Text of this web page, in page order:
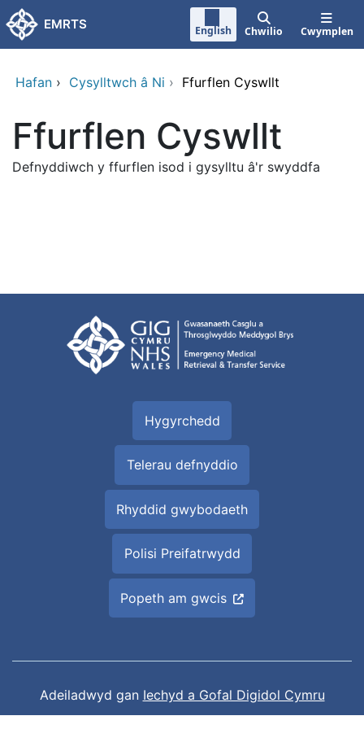
Neidio i'r prif gynnwy
EMRTS English Chwilio Cwymplen
Hafan › Cysylltwch â Ni › Ffurflen Cyswllt
Ffurflen Cyswllt
Defnyddiwch y ffurflen isod i gysylltu â'r swyddfa
Hygyrchedd
Telerau defnyddio
Rhyddid gwybodaeth
Polisi Preifatrwydd
Popeth am gwcis
Adeiladwyd gan Iechyd a Gofal Digidol Cymru